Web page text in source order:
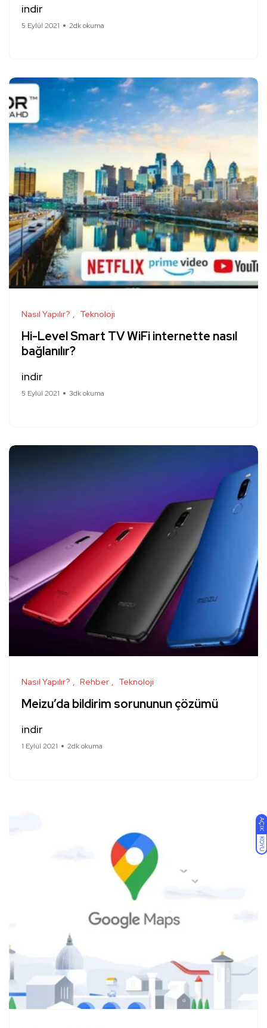
AÇIK
KOYU
indir
5 Eylül 2021 2dk okuma
Nasıl Yapılır? Teknoloji
Hi-Level Smart TV WiFi internette nasıl
bağlanılır?
indir
5 Eylül 2021 3dk okuma
Nasıl Yapılır? Rehber Teknoloji
Meizu’da bildirim sorununun çözümü
indir
1 Eylül 2021 2dk okuma